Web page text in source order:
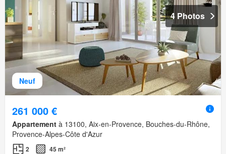
Neuf
4 Photos
261 000 €
Appartement à 13100, Aix-en-Provence, Bouches-du-Rhône,
Provence-Alpes-Côte d'Azur
2
45 m²